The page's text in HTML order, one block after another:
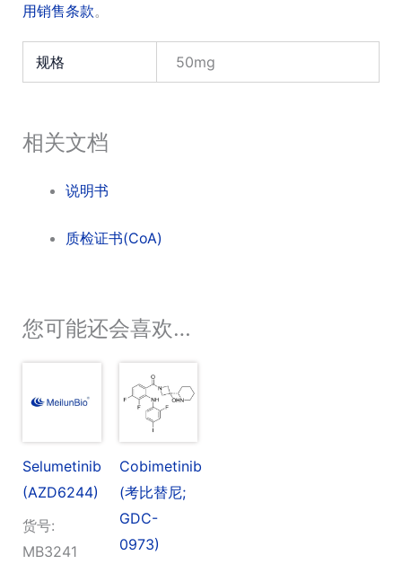
用销售条款。
规格 50mg
相关文档
说明书
质检证书(CoA)
您可能还会喜欢…
Selumetinib
(AZD6244)
货号:
MB3241
Cobimetinib
(考比替尼;
GDC-
0973)